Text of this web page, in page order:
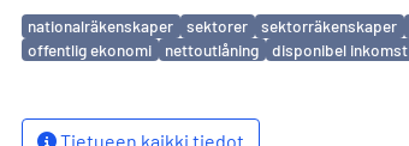
Avainsanat
nationalräkenskaper sektorer sektorräkenskaper
offentlig ekonomi
nettoutlåning disponibel inkomst
Tietueen kaikki tiedot